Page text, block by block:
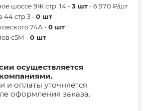
шоссе 9Ж стр. 14 -3 шт- 6 970 ₽/шт
44 стр.3 -0 шт
74А -0 шт
с5М -0 шт
осуществляется
и оплаты уточняется
оформления заказа.